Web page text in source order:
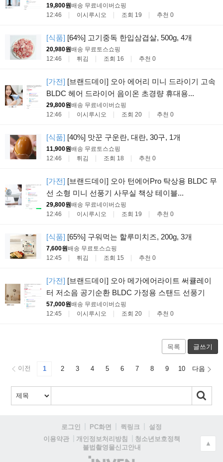
19,800원배송 무료네이버쇼핑
12:46
이시루시오 조회 19 추천 0
[식품] [64%] 고기중독 한입삼겹살, 500g, 4개
20,980원배송 무료토스쇼핑
12:46
튀김 조회 16 추천 0
[가전] [브랜드데이] 오아 에어리 미니 드라이기 고속
BLDC 헤어 드라이어 음이온 초경량 휴대용...
29,800원배송 무료네이버쇼핑
12:46
이시루시오 조회 20 추천 0
[식품] [40%] 맛꾼 구운란, 대란, 30구, 1개
11,900원배송 무료토스쇼핑
12:46
튀김 조회 18 추천 0
[가전] [브랜드데이] 오아 턴에어Pro 탁상용 BLDC 무
선 소형 미니 선풍기 사무실 책상 테이블...
29,800원배송 무료네이버쇼핑
12:46
이시루시오 조회 19 추천 0
[식품] [65%] 구워먹는 할루미치즈, 200g, 3개
7,600원배송 무료토스쇼핑
12:45
튀김 조회 15 추천 0
[가전] [브랜드데이] 오아 메가에어라이트 써큘레이
터 저소음 공기순환 BLDC 가정용 스탠드 선풍기
57,000원배송 무료네이버쇼핑
12:45
이시루시오 조회 20 추천 0
목록 글쓰기
이전 1 2 3 4 5 6 7 8 9 10 다음
로그인 PC화면 퀵링크
설정
이용약관
개인정보처리방침
청소년보호정책
불법촬영물신고안내
(주)
▲